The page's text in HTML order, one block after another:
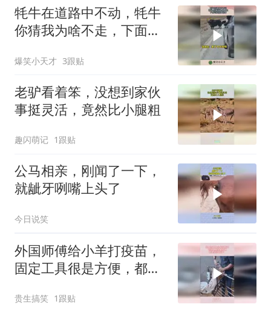
牦牛在道路中不动，牦牛
你猜我为啥不走，下面司
爆笑小天才 3跟贴
老驴看着笨，没想到家伙
事挺灵活，竟然比小腿粗
趣闪萌记 1跟贴
公马相亲，刚闻了一下，
就龇牙咧嘴上头了
今日说笑
外国师傅给小羊打疫苗，
固定工具很是方便，都是
贵生搞笑 1跟贴